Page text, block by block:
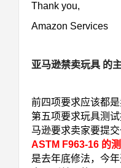
Thank you,
Amazon Services
亚马逊禁卖玩具 的
前四项要求应该都
第五项要求玩具测
马逊要求卖家要提
ASTM F963-16 的
是去年底修法，今